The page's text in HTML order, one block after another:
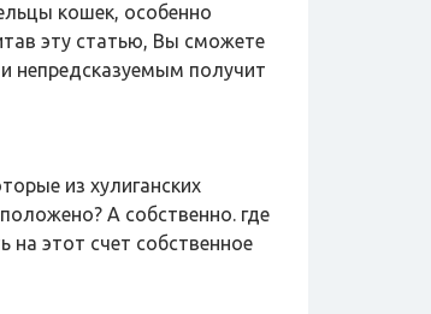
кошек, особенно
эту статью, Вы сможете
непредсказуемым получит
из хулиганских
А собственно. где
этот счет собственное